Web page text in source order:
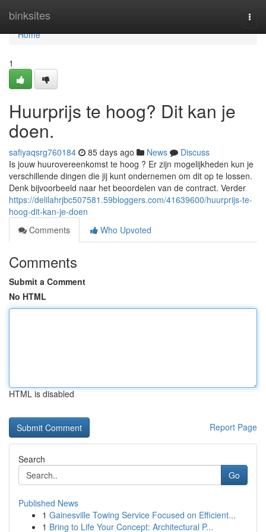
binksites
Home
Home
1
Huurprijs te hoog? Dit kan je
doen.
safiyaqsrg760184 85 days ago News
Discuss
Is jouw huurovereenkomst te hoog ? Er zijn mogelijkheden kun je
verschillende dingen die jij kunt ondernemen om dit op te lossen.
Denk bijvoorbeeld naar het beoordelen van de contract. Verder
https://delilahrjbc507581.59bloggers.com/41639600/huurprijs-te-
hoog-dit-kan-je-doen
Comments
Who Upvoted
Comments
Submit a Comment
No HTML
HTML is disabled
Report Page
Search
Go
Published News
1 Gainesville Towing Service Focused on Efficient...
1 Bring to Life Your Concept: Architectural P...